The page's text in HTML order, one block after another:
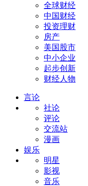
全球财经
中国财经
投资理财
房产
美国股市
中小企业
起步创新
财经人物
言论
社论
评论
交流站
漫画
娱乐
明星
影视
音乐